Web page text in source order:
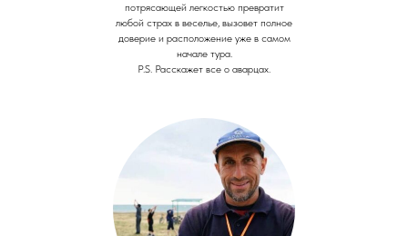
потрясающей легкостью превратит
любой страх в веселье, вызовет полное
доверие и расположение уже в самом
начале тура.
P.S. Расскажет все о аварцах.